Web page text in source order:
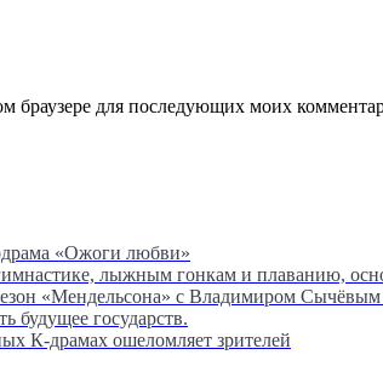
браузере для последующих моих
«Ожоги любви»
лыжным гонкам и плаванию,
«Мендельсона» с Владимиром
будущее государств.
К-драмах ошеломляет зрителей